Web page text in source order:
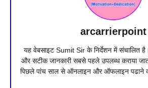
arcarrierpoint
यह वेबसाइट Sumit Sir के निर्देशन में संचालित
और सटीक जानकारी सबसे पहले उपलब्ध कराया
पिछले पांच साल से ऑनलाइन और ऑफलाइन पढाने